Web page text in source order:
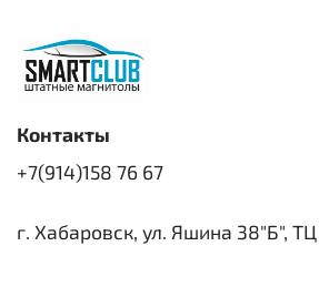
Контакты
+7(914)158 76 67
г. Хабаровск, ул. Яшина 38"Б",